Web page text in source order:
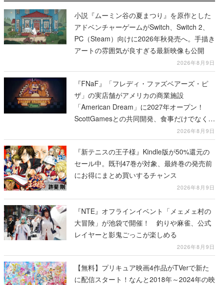
小説『ムーミン谷の夏まつり』を原作とした
アドベンチャーゲームがSwitch、Switch 2、
PC（Steam）向けに2026年秋発売へ。手描き
アートの雰囲気が良すぎる最新映像も公開
2026年8月9日
『FNaF』「フレディ・ファズベアーズ・ピ
ザ」の実店舗がアメリカの商業施設
「American Dream」に2027年オープン！
ScottGamesとの共同開発、食事だけでなくス
テージショーや没入型のホラー体験も楽しめ
る
2026年8月9日
『新テニスの王子様』Kindle版が50%還元の
セール中。既刊47巻が対象、最終巻の発売前
にお得にまとめ買いするチャンス
2026年8月9日
『NTE』オフラインイベント「メェメェ村の
大冒険」が池袋で開催！ 釣りや麻雀、公式
レイヤーと影鬼ごっこが楽しめる
2026年8月9日
【無料】プリキュア映画4作品がTVerで新た
に配信スタート！なんと2018年～2024年の映